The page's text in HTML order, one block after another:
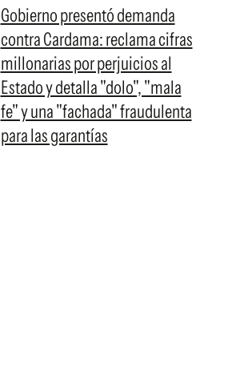
Gobierno presentó demanda
contra Cardama: reclama cifras
millonarias por perjuicios al
Estado y detalla "dolo", "mala
fe" y una "fachada" fraudulenta
para las garantías